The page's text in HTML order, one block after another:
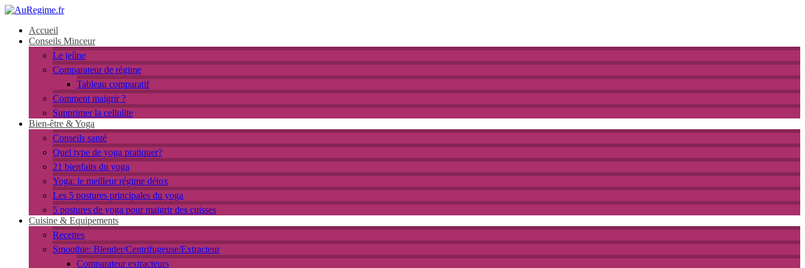
Accueil
Conseils Minceur
Le jeûne
Comparateur de régime
Tableau comparatif
Comment maigrir ?
Supprimer la cellulite
Bien-être & Yoga
Conseils santé
Quel type de yoga pratiquer?
21 bienfaits du yoga
Yoga: le meilleur régime détox
Les 5 postures principales du yoga
5 postures de yoga pour maigrir des cuisses
Cuisine & Equipements
Recettes
Smoothie: Blender/Centrifugeuse/Extracteur
Comparateur extracteurs